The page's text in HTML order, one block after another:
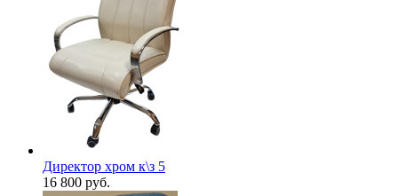
Директор хром к\з 5
16 800 руб.